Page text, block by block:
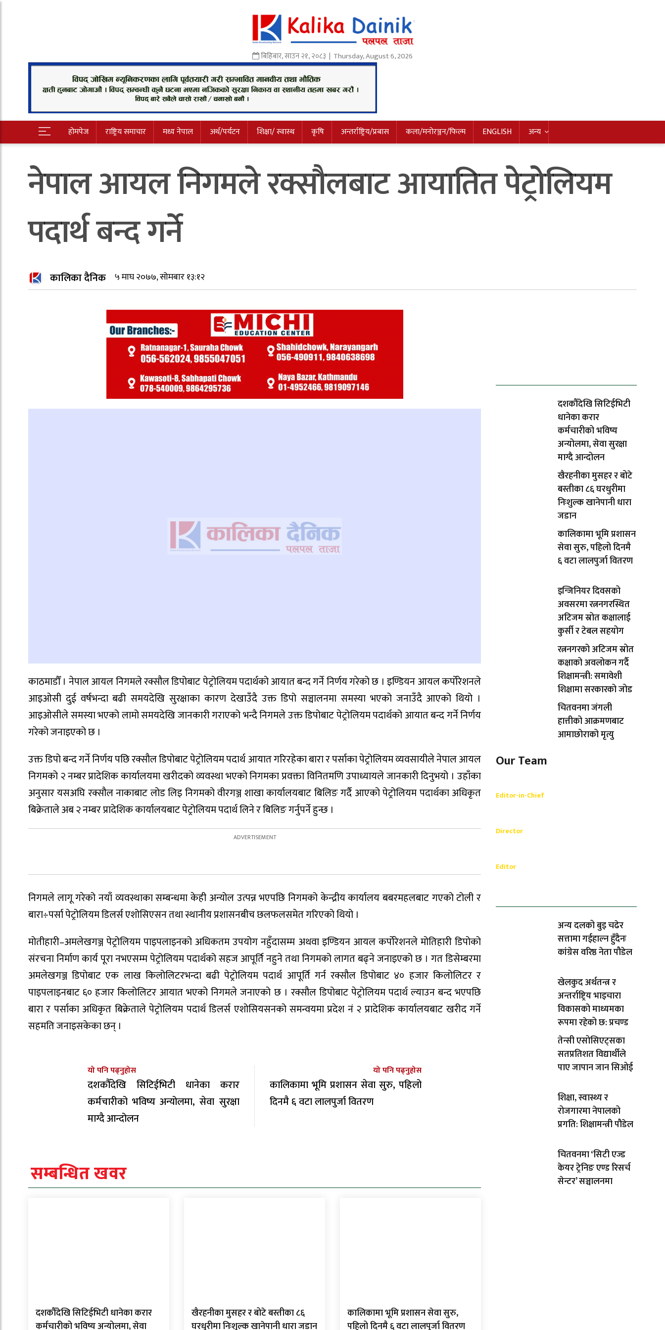
बिहिबार,साउन२१,२०८३ | Thursday, August 6, 2026
होमपेज राष्ट्रिय समाचार मध्य नेपाल अर्थ/पर्यटन शिक्षा/ स्वास्थ कृषि अन्तर्राष्ट्रिय/प्रबास कला/मनोरञ्जन/फिल्म ENGLISH अन्य
नेपाल आयल निगमले रक्सौलबाट आयातित पेट्रोलियम
पदार्थ बन्द गर्ने
कालिका दैनिक ५ माघ २०७७, सोमबार १३:१२
काठमाडौँ । नेपाल आयल निगमले रक्सौल डिपोबाट पेट्रोलियम पदार्थको आयात बन्द गर्ने निर्णय गरेको छ । इण्डियन आयल कर्पोरेशनले
आइओसी दुई वर्षभन्दा बढी समयदेखि सुरक्षाका कारण देखाउँदै उक्त डिपो सञ्चालनमा समस्या भएको जनाउँदै आएको थियो ।
आइओसीले समस्या भएको लामो समयदेखि जानकारी गराएको भन्दै निगमले उक्त डिपोबाट पेट्रोलियम पदार्थको आयात बन्द गर्ने निर्णय
गरेको जनाइएको छ ।
उक्त डिपो बन्द गर्ने निर्णय पछि रक्सौल डिपोबाट पेट्रोलियम पदार्थ आयात गरिरहेका बारा र पर्साका पेट्रोलियम व्यवसायीले नेपाल आयल
निगमको २ नम्बर प्रादेशिक कार्यालयमा खरीदको व्यवस्था भएको निगमका प्रवक्ता विनितमणि उपाध्यायले जानकारी दिनुभयो । उहाँका
अनुसार यसअघि रक्सौल नाकाबाट लोड लिइ निगमको वीरगञ्ज शाखा कार्यालयबाट बिलिङ गर्दै आएको पेट्रोलियम पदार्थका अधिकृत
बिक्रेताले अब २ नम्बर प्रादेशिक कार्यालयबाट पेट्रोलियम पदार्थ लिने र बिलिङ गर्नुपर्ने हुन्छ ।
निगमले लागू गरेको नयाँ व्यवस्थाका सम्बन्धमा केही अन्योल उत्पन्न भएपछि निगमको केन्द्रीय कार्यालय बबरमहलबाट गएको टोली र
बारा÷पर्सा पेट्रोलियम डिलर्स एशोसिएसन तथा स्थानीय प्रशासनबीच छलफलसमेत गरिएको थियो ।
मोतीहारी–अमलेखगञ्ज पेट्रोलियम पाइपलाइनको अधिकतम उपयोग नहुँदासम्म अथवा इण्डियन आयल कर्पोरेशनले मोतिहारी डिपोको
संरचना निर्माण कार्य पूरा नभएसम्म पेट्रोलियम पदार्थको सहज आपूर्ति नहुने तथा निगमको लागत बढ्ने जनाइएको छ । गत डिसेम्बरमा
अमलेखगञ्ज डिपोबाट एक लाख किलोलिटरभन्दा बढी पेट्रोलियम पदार्थ आपूर्ति गर्न रक्सौल डिपोबाट ४० हजार किलोलिटर र
पाइपलाइनबाट ६० हजार किलोलिटर आयात भएको निगमले जनाएको छ । रक्सौल डिपोबाट पेट्रोलियम पदार्थ ल्याउन बन्द भएपछि
बारा र पर्साका अधिकृत बिक्रेताले पेट्रोलियम पदार्थ डिलर्स एशोसियसनको समन्वयमा प्रदेश नं २ प्रादेशिक कार्यालयबाट खरीद गर्ने
सहमति जनाइसकेका छन् ।
यो पनि पढ्नुहोस
दशकौँदेखि सिटिईभिटी धानेका करार
कर्मचारीको भविष्य अन्योलमा, सेवा सुरक्षा
माग्दै आन्दोलन
यो पनि पढ्नुहोस
कालिकामा भूमि प्रशासन सेवा सुरु, पहिलो
दिनमै ६ वटा लालपुर्जा वितरण
सम्बन्धित खवर
दशकौँदेखि सिटिईभिटी धानेका करार
कर्मचारीको भविष्य अन्योलमा, सेवा
खैरहनीका मुसहर र बोटे बस्तीका ८६
घरधुरीमा निःशुल्क खानेपानी धारा जडान
कालिकामा भूमि प्रशासन सेवा सुरु,
पहिलो दिनमै ६ वटा लालपुर्जा वितरण
दशकौँदेखि सिटिईभिटी
धानेका करार
कर्मचारीको भविष्य
अन्योलमा, सेवा सुरक्षा
माग्दै आन्दोलन
खैरहनीका मुसहर र बोटे
बस्तीका ८६ घरधुरीमा
निःशुल्क खानेपानी धारा
जडान
कालिकामा भूमि प्रशासन
सेवा सुरु, पहिलो दिनमै
६ वटा लालपुर्जा वितरण
इन्जिनियर दिवसको
अवसरमा रत्ननगरस्थित
अटिजम स्रोत कक्षालाई
कुर्सी र टेबल सहयोग
रत्ननगरको अटिजम स्रोत
कक्षाको अवलोकन गर्दै
शिक्षामन्त्री: समावेशी
शिक्षामा सरकारको जोड
चितवनमा जंगली
हात्तीको आक्रमणबाट
आमाछोराको मृत्यु
Our Team
Editor-in-Chief
Director
Editor
अन्य दलको बुइ चढेर
सत्तामा गईहाल्न हुँदैनः
कांग्रेस वरिष्ठ नेता पौडेल
खेलकुद अर्थतन्त्र र
अन्तर्राष्ट्रिय भाइचारा
विकासको माध्यमका
रूपमा रहेको छ: प्रचण्ड
तेन्सी एसोसिएट्सका
सतप्रतिशत विद्यार्थीले
पाए जापान जान सिओई
शिक्षा, स्वास्थ्य र
रोजगारमा नेपालको
प्रगति: शिक्षामन्त्री पौडेल
चितवनमा ‘सिटी एज्ड
केयर ट्रेनिङ एण्ड रिसर्च
सेन्टर’ सञ्चालनमा